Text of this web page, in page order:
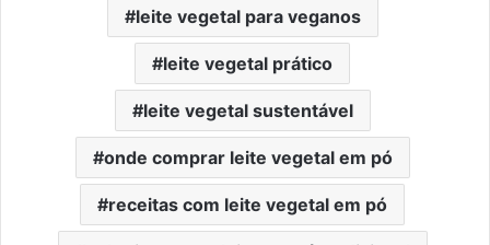
leite vegetal para veganos
leite vegetal prático
leite vegetal sustentável
onde comprar leite vegetal em pó
receitas com leite vegetal em pó